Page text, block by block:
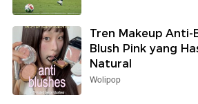
Tren Makeup Anti-
Blush Pink yang
Natural
Wolipop